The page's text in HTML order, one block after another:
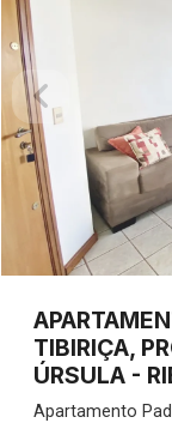
TIBIRIÇA,
ÚRSULA -
Apartamento